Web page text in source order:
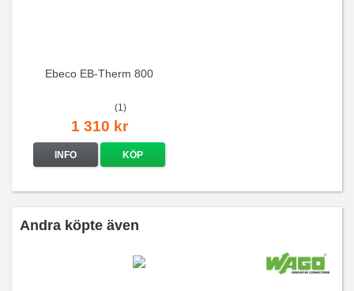
Ebeco EB-Therm 800
(1)
1 310 kr
INFO KÖP
Andra köpte även